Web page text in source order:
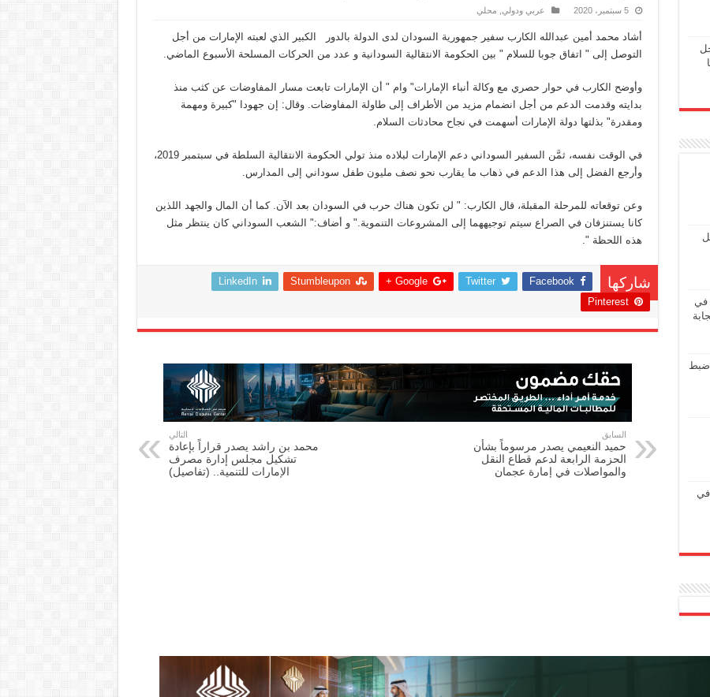
5 سبتمبر، 2020 عربي ودولي محلي
أشاد محمد أمين عبدالله الكارب سفير جمهورية السودان لدى الدولة بالدور الكبير الذي لعبته الإمارات من أجل
التوصل إلى " اتفاق جوبا للسلام " بين الحكومة الانتقالية السودانية و عدد من الحركات المسلحة الأسبوع الماضي.
وأوضح الكارب في حوار حصري مع وكالة أنباء الإمارات" وام " أن الإمارات تابعت مسار المفاوضات عن كثب منذ
بدايته وقدمت الدعم من أجل انضمام مزيد من الأطراف إلى طاولة المفاوضات. وقال: إن جهودا "كبيرة ومهمة
ومقدرة" بذلتها دولة الإمارات أسهمت في نجاح محادثات السلام.
في الوقت نفسه، ثمَّن السفير السوداني دعم الإمارات لبلاده منذ تولي الحكومة الانتقالية السلطة في سبتمبر 2019،
وأرجع الفضل إلى هذا الدعم في ذهاب ما يقارب نحو نصف مليون طفل سوداني إلى المدارس.
وعن توقعاته للمرحلة المقبلة، قال الكارب: " لن تكون هناك حرب في السودان بعد الآن. كما أن المال والجهد اللذين
كانا يستنزفان في الصراع سيتم توجيههما إلى المشروعات التنموية." و أضاف:" الشعب السوداني كان ينتظر مثل
هذه اللحظة ".
شاركها Facebook
Twitter
Google +
Stumbleupon
LinkedIn
Pinterest
السابق
حميد النعيمي يصدر مرسوماً بشأن
الحزمة الرابعة لدعم قطاع النقل
والمواصلات في إمارة عجمان
التالي
محمد بن راشد يصدر قراراً بإعادة
تشكيل مجلس إدارة مصرف
الإمارات للتنمية.. (تفاصيل)
في
ضبط